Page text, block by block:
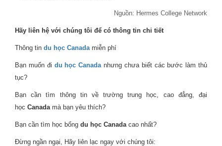
Nguồn: Hermes College Network
Hãy liên hệ với chúng tôi để có thông tin chi tiết
Thông tin du học Canada miễn phí
Bạn muốn đi du học Canada nhưng chưa biết các bước làm thủ
tục?
Bạn cần tìm thông tin về trường trung học, cao đẳng, đại
học Canada mà bạn yêu thích?
Bạn cần tìm học bổng du học Canada cao nhất?
Đừng ngần ngại, Hãy liên lạc ngay với chúng tôi: